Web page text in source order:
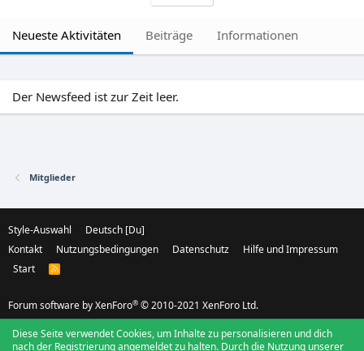
Neueste Aktivitäten Beiträge Informationen
Der Newsfeed ist zur Zeit leer.
Mitglieder
Style-Auswahl
Deutsch [Du]
Kontakt
Nutzungsbedingungen Datenschutz
Hilfe und Impressum
Start
R
S
Forum software by XenForo® © 2010-2021 XenForo Ltd.
Diese Seite verwendet Cookies, um Inhalte zu personalisieren und dich
nach der Registrierung angemeldet zu halten. Durch die Nutzung unserer